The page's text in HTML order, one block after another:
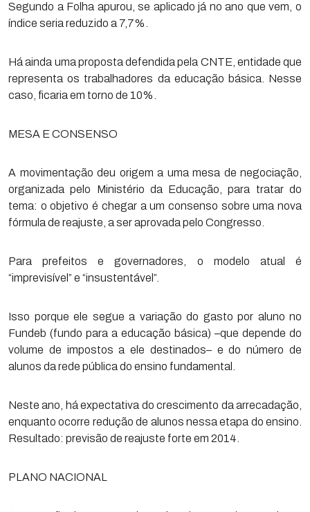
Segundo a Folha apurou, se aplicado já no ano que vem, o
índice seria reduzido a 7,7%.
Há ainda uma proposta defendida pela CNTE, entidade que
representa os trabalhadores da educação básica. Nesse
caso, ficaria em torno de 10%.
MESA E CONSENSO
A movimentação deu origem a uma mesa de negociação,
organizada pelo Ministério da Educação, para tratar do
tema: o objetivo é chegar a um consenso sobre uma nova
fórmula de reajuste, a ser aprovada pelo Congresso.
Para prefeitos e governadores, o modelo atual é
“imprevisível” e “insustentável”.
Isso porque ele segue a variação do gasto por aluno no
Fundeb (fundo para a educação básica) –que depende do
volume de impostos a ele destinados– e do número de
alunos da rede pública do ensino fundamental.
Neste ano, há expectativa do crescimento da arrecadação,
enquanto ocorre redução de alunos nessa etapa do ensino.
Resultado: previsão de reajuste forte em 2014.
PLANO NACIONAL